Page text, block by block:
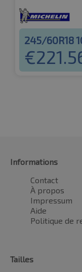
245/60R18
€
Informations
Contact
À propos
Impressum
Aide
Politique de
Tailles